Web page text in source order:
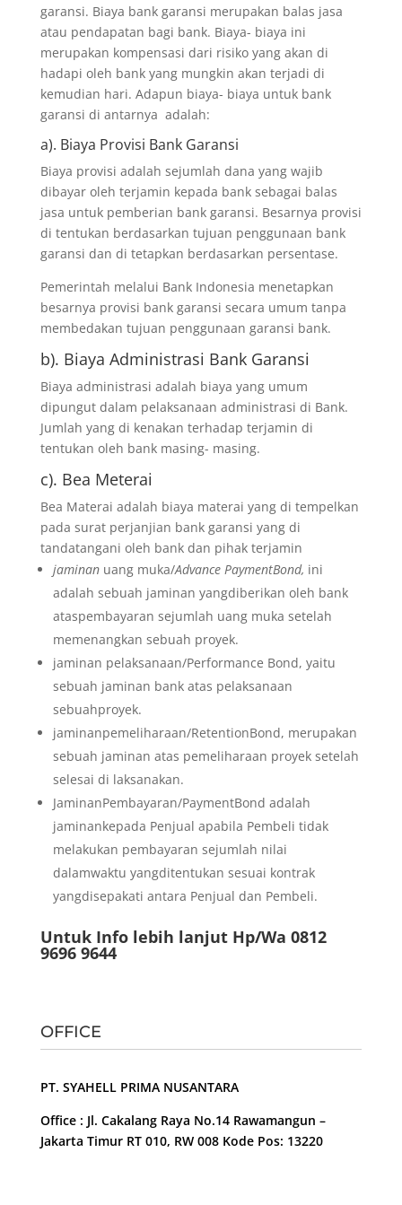
garansi. Biaya bank garansi merupakan balas jasa
atau pendapatan bagi bank. Biaya- biaya ini
merupakan kompensasi dari risiko yang akan di
hadapi oleh bank yang mungkin akan terjadi di
kemudian hari. Adapun biaya- biaya untuk bank
garansi di antarnya adalah:
a). Biaya Provisi Bank Garansi
Biaya provisi adalah sejumlah dana yang wajib
dibayar oleh terjamin kepada bank sebagai balas
jasa untuk pemberian bank garansi. Besarnya provisi
di tentukan berdasarkan tujuan penggunaan bank
garansi dan di tetapkan berdasarkan persentase.
Pemerintah melalui Bank Indonesia menetapkan
besarnya provisi bank garansi secara umum tanpa
membedakan tujuan penggunaan garansi bank.
b). Biaya Administrasi Bank Garansi
Biaya administrasi adalah biaya yang umum
dipungut dalam pelaksanaan administrasi di Bank.
Jumlah yang di kenakan terhadap terjamin di
tentukan oleh bank masing- masing.
c). Bea Meterai
Bea Materai adalah biaya materai yang di tempelkan
pada surat perjanjian bank garansi yang di
tandatangani oleh bank dan pihak terjamin
jaminan uang muka/Advance PaymentBond, ini
adalah sebuah jaminan yangdiberikan oleh bank
ataspembayaran sejumlah uang muka setelah
memenangkan sebuah proyek.
jaminan pelaksanaan/Performance Bond, yaitu
sebuah jaminan bank atas pelaksanaan
sebuahproyek.
jaminanpemeliharaan/RetentionBond, merupakan
sebuah jaminan atas pemeliharaan proyek setelah
selesai di laksanakan.
JaminanPembayaran/PaymentBond adalah
jaminankepada Penjual apabila Pembeli tidak
melakukan pembayaran sejumlah nilai
dalamwaktu yangditentukan sesuai kontrak
yangdisepakati antara Penjual dan Pembeli.
Untuk Info lebih lanjut Hp/Wa 0812
9696 9644
OFFICE
PT. SYAHELL PRIMA NUSANTARA
Office : Jl. Cakalang Raya No.14 Rawamangun –
Jakarta Timur RT 010, RW 008 Kode Pos: 13220